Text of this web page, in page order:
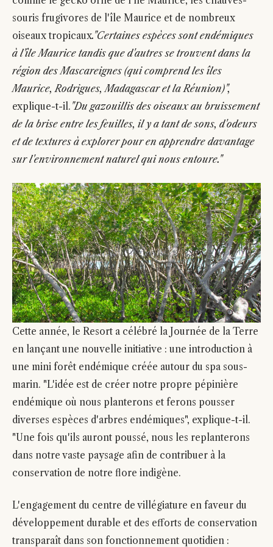
souris frugivores de l'île Maurice et de nombreux
oiseaux tropicaux."Certaines espèces sont endémiques
à l'île Maurice tandis que d'autres se trouvent dans la
région des Mascareignes (qui comprend les îles
Maurice, Rodrigues, Madagascar et la Réunion)",
explique-t-il. "Du gazouillis des oiseaux au bruissement
de la brise entre les feuilles, il y a tant de sons, d'odeurs
et de textures à explorer pour en apprendre davantage
sur l'environnement naturel qui nous entoure."
Cette année, le Resort a célébré la Journée de la Terre
en lançant une nouvelle initiative : une introduction à
une mini forêt endémique créée autour du spa sous-
marin. "L'idée est de créer notre propre pépinière
endémique où nous planterons et ferons pousser
diverses espèces d'arbres endémiques", explique-t-il.
"Une fois qu'ils auront poussé, nous les replanterons
dans notre vaste paysage afin de contribuer à la
conservation de notre flore indigène.
L'engagement du centre de villégiature en faveur du
développement durable et des efforts de conservation
transparaît dans son fonctionnement quotidien :